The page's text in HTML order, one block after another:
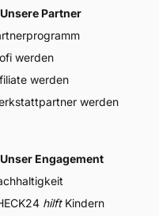
Unsere Partner
werden
werden
werden
Unser Engagement
hilftKindern